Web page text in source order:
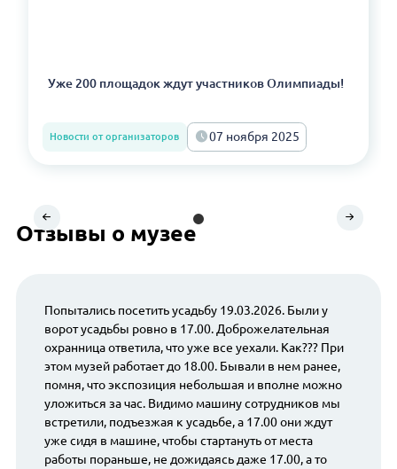
Уже 200 площадок ждут участников Олимпиады!
Новости от организаторов 07 ноября 2025
Отзывы о музее
Попытались посетить усадьбу 19.03.2026. Были у
ворот усадьбы ровно в 17.00. Доброжелательная
охранница ответила, что уже все уехали. Как??? При
этом музей работает до 18.00. Бывали в нем ранее,
помня, что экспозиция небольшая и вполне можно
уложиться за час. Видимо машину сотрудников мы
встретили, подъезжая к усадьбе, а 17.00 они ждут
уже сидя в машине, чтобы стартануть от места
работы пораньше, не дожидаясь даже 17.00, а то